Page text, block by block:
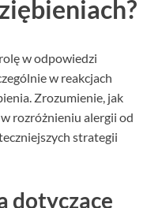
w odpowiedzi
w reakcjach
Zrozumienie, jak
rozróżnieniu alergii od
strategii
dotyczące